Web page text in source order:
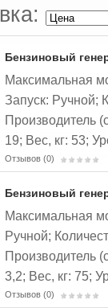
Бензиновый
Максимальная
Запуск: Ручной;
Производитель
19; Вес, кг: 53;
Отзывов (0)
Бензиновый
Максимальная
Ручной;
Производитель
3,2; Вес, кг: 75;
Отзывов (0)